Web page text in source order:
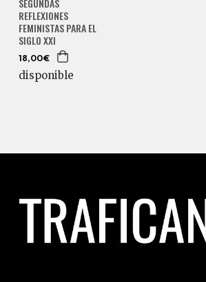
SEGUNDAS
REFLEXIONES
FEMINISTAS PARA EL
SIGLO XXI
18,00€
disponible